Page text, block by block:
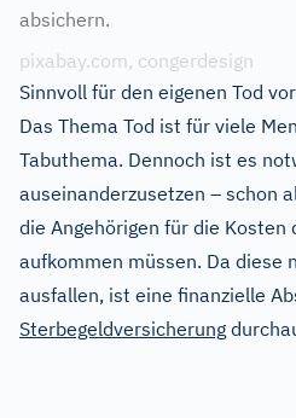
absichern.
pixabay.com, congerdesign
Sinnvoll für den eigenen Tod
Das Thema Tod ist für viele
Tabuthema. Dennoch ist es
auseinanderzusetzen – schon
die Angehörigen für die Kosten
aufkommen müssen. Da diese
ausfallen, ist eine finanzielle
Sterbegeldversicherung